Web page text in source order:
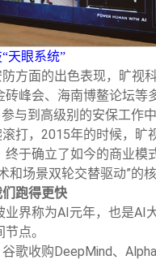
天眼系统”
方面的出色表现，旷视
砖峰会、海南博鳌论坛等
与到高级别的安保工作中
打，2015年的时候，旷
终于确立了如今的商业模
和场景双轮交替驱动”的
跑得更快
业界称为AI元年，也是AI
点。
歌收购DeepMind、